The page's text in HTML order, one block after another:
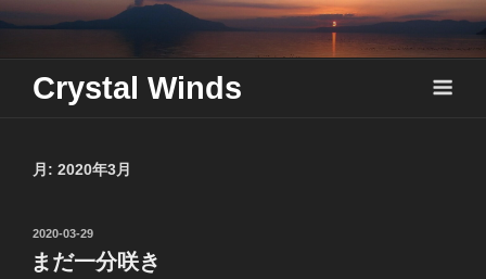
Skip
content
Crystal Winds
月: 2020年3月
投
稿
日:
2020-03-29
まだ一分咲き